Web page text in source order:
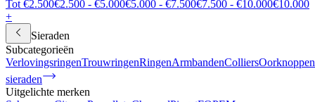
Tot €2.500€2.500 - €5.000€5.000 - €7.500€7.500 - €10.000€10.000
+
Sieraden
Subcategorieën
VerlovingsringenTrouwringenRingenArmbandenColliersOorknoppen
sieraden
Uitgelichte merken